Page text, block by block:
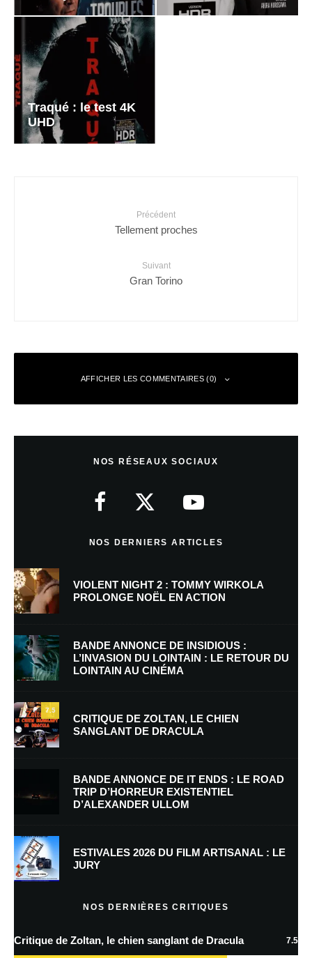
Traqué : le test 4K
UHD
Précédent
Tellement proches
Suivant
Gran Torino
AFFICHER LES COMMENTAIRES (0)
Nom*
E-mail*
Enregistrer mon nom, mon e-mail et mon site dans le navigateur pour
plus sur la façon dont les données de vos commentaires sont
NOS RÉSEAUX SOCIAUX
NOS DERNIERS ARTICLES
VIOLENT NIGHT 2 : TOMMY WIRKOLA
PROLONGE NOËL EN ACTION
BANDE ANNONCE DE INSIDIOUS :
L’INVASION DU LOINTAIN : LE RETOUR DU
LOINTAIN AU CINÉMA
7.5
CRITIQUE DE ZOLTAN, LE CHIEN
SANGLANT DE DRACULA
BANDE ANNONCE DE IT ENDS : LE ROAD
TRIP D’HORREUR EXISTENTIEL
D’ALEXANDER ULLOM
ESTIVALES 2026 DU FILM ARTISANAL : LE
JURY
NOS DERNIÈRES CRITIQUES
Critique de Zoltan, le chien sanglant de Dracula 7.5